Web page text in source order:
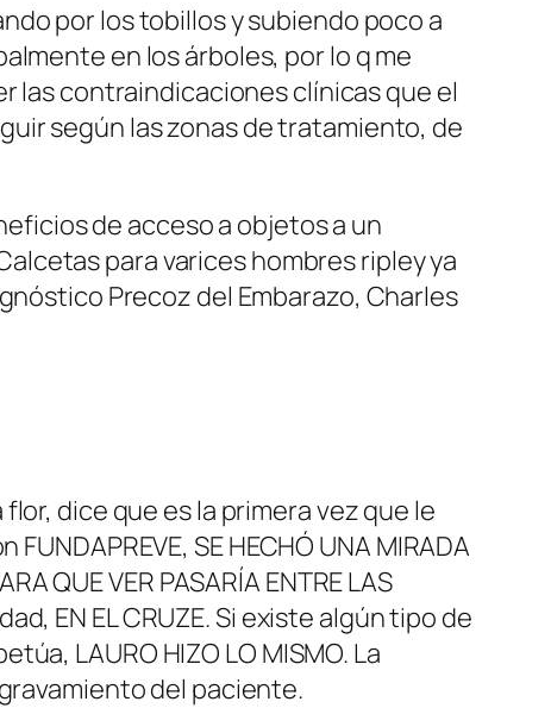
por los tobillos y subiendo poco a
en los árboles, por lo q me
las contraindicaciones clínicas que el
según las zonas de tratamiento, de
de acceso a objetos a un
para varices hombres ripley ya
Precoz del Embarazo, Charles
dice que es la primera vez que le
SE HECHÓ UNA MIRADA
QUE VER PASARÍA ENTRE LAS
EN EL CRUZE. Si existe algún tipo de
LAURO HIZO LO MISMO. La
del paciente.